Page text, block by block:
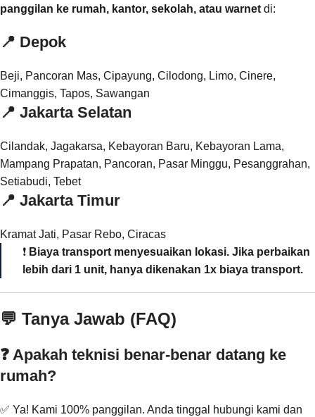
panggilan ke rumah, kantor, sekolah, atau warnet di:
📍 Depok
Beji, Pancoran Mas, Cipayung, Cilodong, Limo, Cinere,
Cimanggis, Tapos, Sawangan
📍 Jakarta Selatan
Cilandak, Jagakarsa, Kebayoran Baru, Kebayoran Lama,
Mampang Prapatan, Pancoran, Pasar Minggu, Pesanggrahan,
Setiabudi, Tebet
📍 Jakarta Timur
Kramat Jati, Pasar Rebo, Ciracas
❗ Biaya transport menyesuaikan lokasi. Jika perbaikan
lebih dari 1 unit, hanya dikenakan 1x biaya transport.
💬 Tanya Jawab (FAQ)
❓ Apakah teknisi benar-benar datang ke
rumah?
✅ Ya! Kami 100% panggilan. Anda tinggal hubungi kami dan